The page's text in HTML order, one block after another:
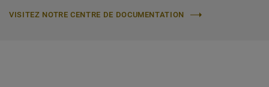
VISITEZ NOTRE CENTRE DE DOCUMENTATION